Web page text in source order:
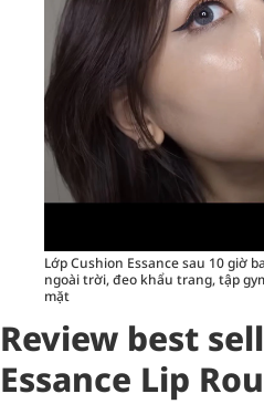
Lớp Cushion Essance sau 10 giờ
ngoài trời, đeo khẩu trang, tập
mặt
Review best
Essance Lip